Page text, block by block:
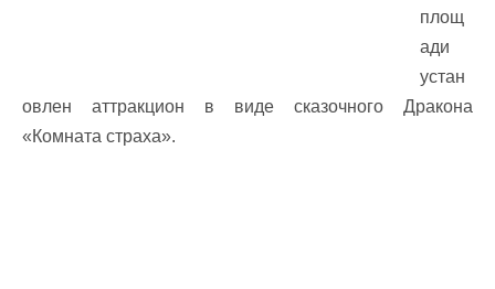
площ
ади
устан
овлен аттракцион в виде сказочного Дракона
«Комната страха».